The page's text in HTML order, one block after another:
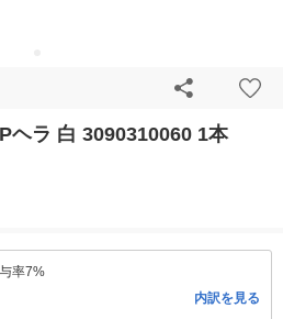
ヘラ 白 3090310060 1本
率7%
内訳を見る